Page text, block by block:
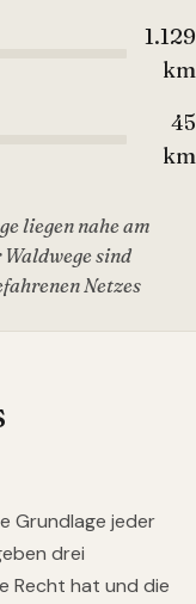
1.129
km
45
km
liegen nahe am
sind
Netzes
Grundlage jeder
drei
Recht hat und die